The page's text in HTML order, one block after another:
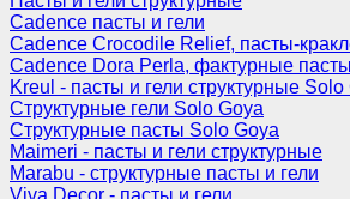
Cadence пасты и гели
Cadence Crocodile Relief, пасты-
Cadence Dora Perla, фактурные
Kreul - пасты и гели структурные Solo
Структурные гели Solo Goya
Структурные пасты Solo Goya
Maimeri - пасты и гели структурные
Marabu - структурные пасты и гели
Viva Decor - пасты и гели